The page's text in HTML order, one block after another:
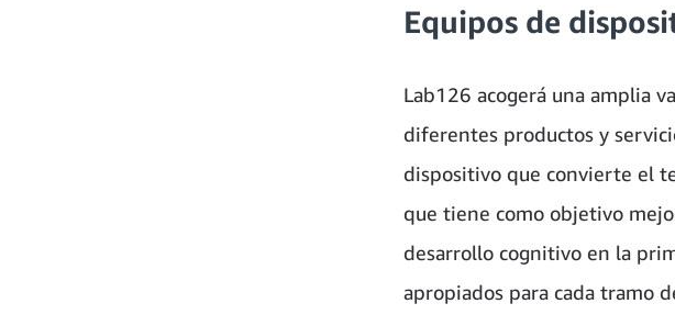
Equipos de
Lab126 acogerá una amplia
diferentes productos y
dispositivo que convierte el
que tiene como objetivo
desarrollo cognitivo en la
apropiados para cada tramo